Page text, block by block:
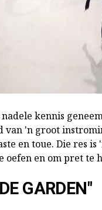
kennis
van 'n groot
en toue. Die res
oefen en om pret te
GARDEN"